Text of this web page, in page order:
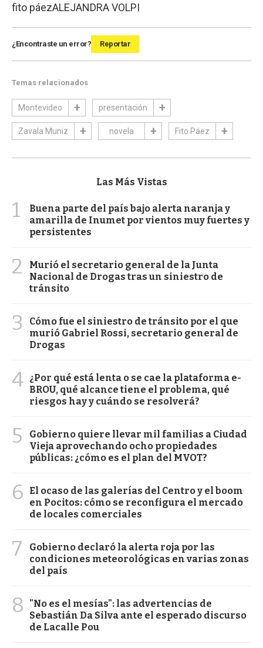
fito páezALEJANDRA VOLPI
¿Encontraste un error? Reportar
Temas relacionados
Montevideo presentación
Zavala Muniz novela Fito Páez
Las Más Vistas
1
Buena parte del país bajo alerta naranja y
amarilla de Inumet por vientos muy fuertes y
persistentes
2
Murió el secretario general de la Junta
Nacional de Drogas tras un siniestro de
tránsito
3
Cómo fue el siniestro de tránsito por el que
murió Gabriel Rossi, secretario general de
Drogas
4 ¿Por qué está lenta o se cae la plataforma e-
BROU, qué alcance tiene el problema, qué
riesgos hay y cuándo se resolverá?
5
Gobierno quiere llevar mil familias a Ciudad
Vieja aprovechando ocho propiedades
públicas: ¿cómo es el plan del MVOT?
6
El ocaso de las galerías del Centro y el boom
en Pocitos: cómo se reconfigura el mercado
de locales comerciales
7
Gobierno declaró la alerta roja por las
condiciones meteorológicas en varias zonas
del país
8
"No es el mesías": las advertencias de
Sebastián Da Silva ante el esperado discurso
de Lacalle Pou